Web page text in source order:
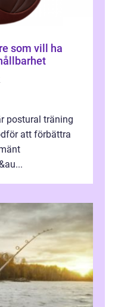
postural träning
att förbättra